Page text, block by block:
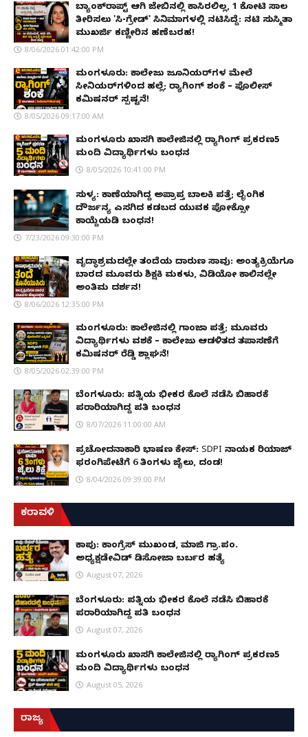
ಬ್ಯಾಂಕ್‌ರಾಪ್ಟ್‌ ಆಗಿ ಜೇಬಿನಲ್ಲಿ ಕಾಸಿರಲಿಲ್ಲ, ₹1 ಕೋಟಿ ಸಾಲ
ತೀರಿಸಲು 'ಸಿ-ಗ್ರೇಡ್' ಸಿನಿಮಾಗಳಲ್ಲಿ ನಟಿಸಿದ್ದೆ: ನಟಿ ಸುಸ್ಮಿತಾ
ಮುಖರ್ಜಿ ಕಣ್ಣೀರಿನ ಹಣೆಬರಹ!
8/06/2026 01:42:00 PM
ಮಂಗಳೂರು: ಕಾಲೇಜು ಜೂನಿಯರ್‌ಗಳ ಮೇಲೆ
ಸೀನಿಯರ್‌ಗಳಿಂದ ಹಲ್ಲೆ; ರ‌್ಯಾಗಿಂಗ್ ಶಂಕೆ – ಪೊಲೀಸ್
ಕಮಿಷನರ್ ಸ್ಪಷ್ಟನೆ!
8/05/2026 09:17:00 AM
ಮಂಗಳೂರು ಖಾಸಗಿ ಕಾಲೇಜಿನಲ್ಲಿ ರ‌್ಯಾಗಿಂಗ್ ಪ್ರಕರಣ5
ಮಂದಿ ವಿದ್ಯಾರ್ಥಿಗಳು ಬಂಧನ
8/05/2026 10:41:00 PM
ಸುಳ್ಯ: ಕಾಣೆಯಾಗಿದ್ದ ಅಪ್ರಾಪ್ತ ಬಾಲಕಿ ಪತ್ತೆ; ಲೈಂಗಿಕ
ದೌರ್ಜನ್ಯ ಎಸಗಿದ ಕಡಬದ ಯುವಕ ಪೋಕ್ಸೋ
ಕಾಯ್ದೆಯಡಿ ಬಂಧನ!
7/23/2026 09:30:00 PM
ವೃದ್ಧಾಶ್ರಮದಲ್ಲೇ ತಂದೆಯ ದಾರುಣ ಸಾವು: ಅಂತ್ಯಕ್ರಿಯೆಗೂ
ಬಾರದ ಮೂವರು ಶಿಕ್ಷಕಿ ಮಕಳು, ವಿಡಿಯೋ ಕಾಲಿನಲ್ಲೇ
ಅಂತಿಮ ದರ್ಶನ!
8/06/2026 12:35:00 PM
ಮಂಗಳೂರು: ಕಾಲೇಜಿನಲ್ಲಿ ಗಾಂಜಾ ಪತ್ತೆ; ಮೂವರು
ವಿದ್ಯಾರ್ಥಿಗಳು ವಶಕ್ಕೆ – ಕಾಲೇಜು ಆಡಳಿತದ ತಪಾಸಣೆಗೆ
ಕಮಿಷನರ್ ರೆಡ್ಡಿ ಶ್ಲಾಘನೆ!
8/05/2026 02:39:00 PM
ಬೆಂಗಳೂರು: ಪತ್ನಿಯ ಭೀಕರ ಕೊಲೆ ನಡೆಸಿ ಬಿಹಾರಕ್ಕೆ
ಪರಾರಿಯಾಗಿದ್ದ ಪತಿ ಬಂಧನ
8/07/2026 11:00:00 AM
ಪ್ರಚೋದನಾಕಾರಿ ಭಾಷಣ ಕೇಸ್: SDPI ನಾಯಕ ರಿಯಾಜ್
ಫರಂಗಿಪೇಟೆಗೆ 6 ತಿಂಗಳು ಜೈಲು, ದಂಡ!
8/04/2026 09:39:00 PM
ಕರಾವಳಿ
ಕಾಪು: ಕಾಂಗ್ರೆಸ್ ಮುಖಂಡ, ಮಾಜಿ ಗ್ರಾ.ಪಂ.
ಅಧ್ಯಕ್ಷಡೇವಿಡ್ ಡಿಸೋಜಾ ಬರ್ಬರ ಹತ್ಯೆ
August 07, 2026
ಬೆಂಗಳೂರು: ಪತ್ನಿಯ ಭೀಕರ ಕೊಲೆ ನಡೆಸಿ ಬಿಹಾರಕ್ಕೆ
ಪರಾರಿಯಾಗಿದ್ದ ಪತಿ ಬಂಧನ
August 07, 2026
ಮಂಗಳೂರು ಖಾಸಗಿ ಕಾಲೇಜಿನಲ್ಲಿ ರ‌್ಯಾಗಿಂಗ್ ಪ್ರಕರಣ5
ಮಂದಿ ವಿದ್ಯಾರ್ಥಿಗಳು ಬಂಧನ
August 05, 2026
ರಾಜ್ಯ